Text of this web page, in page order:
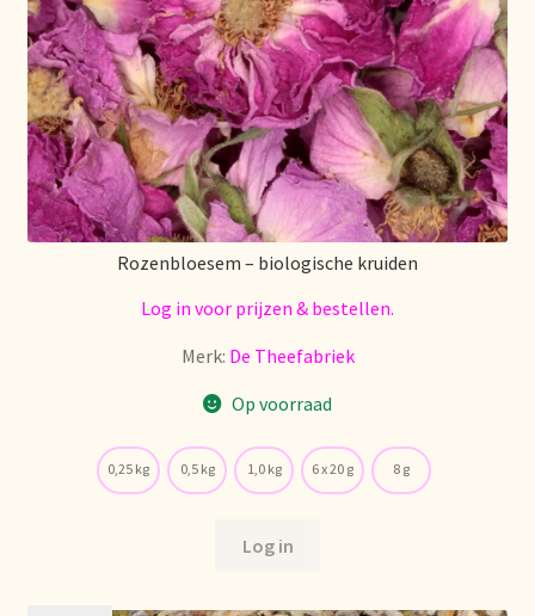
Sortiment
Stock matters
Surtido
Terms and Conditions
Unsere Vision von Tee
Verzenden en bezorgen
Rozenbloesem – biologische kruiden
Log in voor prijzen & bestellen.
Merk: De Theefabriek
Op voorraad
0,25 kg 0,5 kg 1,0 kg 6 x 20 g 8 g
Log in